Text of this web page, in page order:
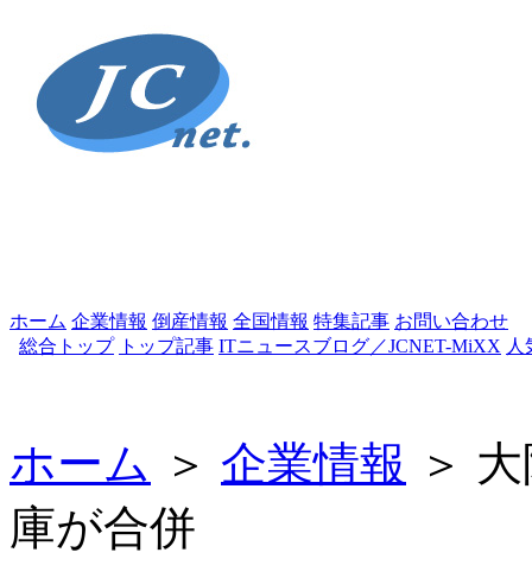
ホーム 企業情報 倒産情報 全国情報 特集記事 お問い合わせ
総合トップ トップ記事 ITニュースブログ／JCNET-MiXX 人
ホーム ＞ 企業情報 ＞
庫が合併